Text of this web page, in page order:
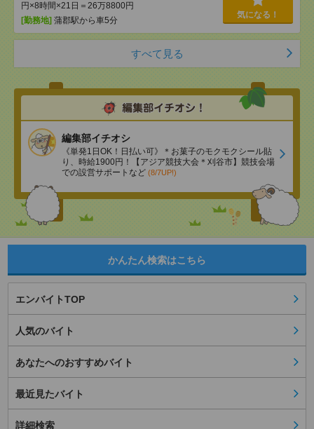
円×8時間×21日＝26万8800円
[勤務地] 蒲郡駅から車5分
気になる！
すべて見る
編集部イチオシ
《単発1日OK！日払い可》＊お菓子のモクモクシール貼
り、時給1900円！【アジア競技大会＊刈谷市】競技会場
での設営サポートなど (8/7UP!)
かんたん検索はこちら
エンバイトTOP
人気のバイト
あなたへのおすすめバイト
最近見たバイト
詳細検索